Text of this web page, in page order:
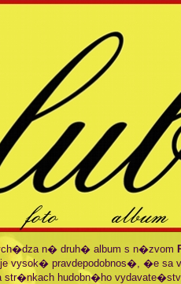
n� druh� album s n�zvom
vysok� pravdepodobnos�, �e
str�nkach hudobn�ho